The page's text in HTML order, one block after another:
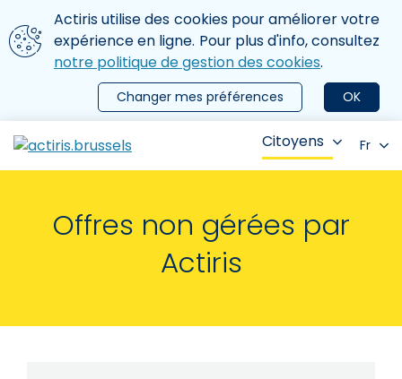
Aller au contenu principal
Nous utilisons des cookies
Actiris utilise des cookies pour améliorer votre
expérience en ligne. Pour plus d'info, consultez
notre politique de gestion des cookies.
OK
Changer mes préférences
le menu
Citoyens Fr
Offres non gérées par
Actiris